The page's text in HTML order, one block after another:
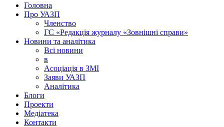
Головна
Про УАЗП
Членство
ГС «Редакція журналу «Зовнішні справи»
Новини та аналітика
Всі новини
в
Асоціація в ЗМІ
Заяви УАЗП
Аналітика
Блоги
Проекти
Медіатека
Контакти